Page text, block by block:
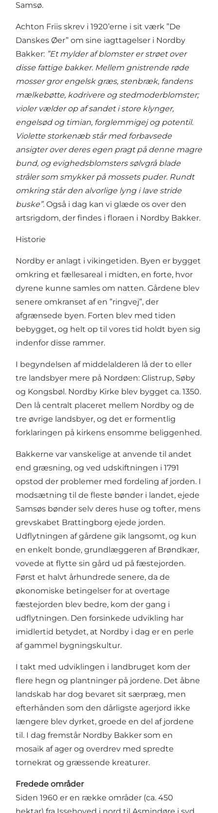
Samsø.
Achton Friis skrev i 1920’erne i sit værk ”De
Danskes Øer” om sine iagttagelser i Nordby
Bakker: ”Et mylder af blomster er strøet over
disse fattige bakker. Mellem gnistrende røde
mosser gror engelsk græs, stenbræk, fandens
mælkebøtte, kodrivere og stedmoderblomster;
violer vælder op af sandet i store klynger,
engelsød og timian, forglemmigej og potentil.
Violette storkenæb står med forbavsede
ansigter over deres egen pragt på denne magre
bund, og evighedsblomsters sølvgrå blade
stråler som smykker på mossets puder. Rundt
omkring står den alvorlige lyng i lave stride
buske”. Også i dag kan vi glæde os over den
artsrigdom, der findes i floraen i Nordby Bakker.
Historie
Nordby er anlagt i vikingetiden. Byen er bygget
omkring et fællesareal i midten, en forte, hvor
dyrene kunne samles om natten. Gårdene blev
senere omkranset af en ”ringvej”, der
afgrænsede byen. Forten blev med tiden
bebygget, og helt op til vores tid holdt byen sig
indenfor disse rammer.
I begyndelsen af middelalderen lå der to eller
tre landsbyer mere på Nordøen: Glistrup, Søby
og Kongsbøl. Nordby Kirke blev bygget ca. 1350.
Den lå centralt placeret mellem Nordby og de
tre øvrige landsbyer, og det er formentlig
forklaringen på kirkens ensomme beliggenhed.
Bakkerne var vanskelige at anvende til andet
end græsning, og ved udskiftningen i 1791
opstod der problemer med fordeling af jorden. I
modsætning til de fleste bønder i landet, ejede
Samsøs bønder selv deres huse og tofter, mens
grevskabet Brattingborg ejede jorden.
Udflytningen af gårdene gik langsomt, og kun
en enkelt bonde, grundlæggeren af Brøndkær,
vovede at flytte sin gård ud på fæstejorden.
Først et halvt århundrede senere, da de
økonomiske betingelser for at overtage
fæstejorden blev bedre, kom der gang i
udflytningen. Den forsinkede udvikling har
imidlertid betydet, at Nordby i dag er en perle
af gammel bygningskultur.
I takt med udviklingen i landbruget kom der
flere hegn og plantninger på jordene. Det åbne
landskab har dog bevaret sit særpræg, men
efterhånden som den dårligste agerjord ikke
længere blev dyrket, groede en del af jordene
til. I dag fremstår Nordby Bakker som en
mosaik af ager og overdrev med spredte
tornekrat og græssende kreaturer.
Fredede områder
Siden 1960 er en række områder (ca. 450